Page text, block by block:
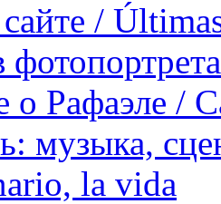
/
о Рафаэле /
музыка,
la vida